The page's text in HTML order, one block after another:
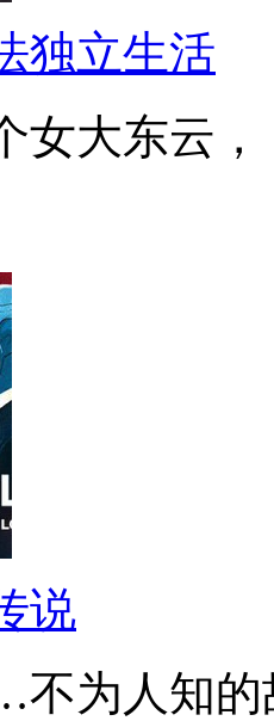
独立生活
女大东云，
说
不为人知的